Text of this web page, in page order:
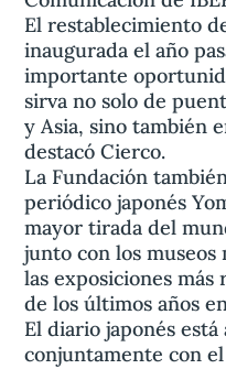
El restablecimiento
inaugurada el año
importante
sirva no solo de
y Asia, sino también
destacó Cierco.
La Fundación
periódico japonés
mayor tirada del
junto con los museos
las exposiciones
de los últimos años
El diario japonés
conjuntamente con